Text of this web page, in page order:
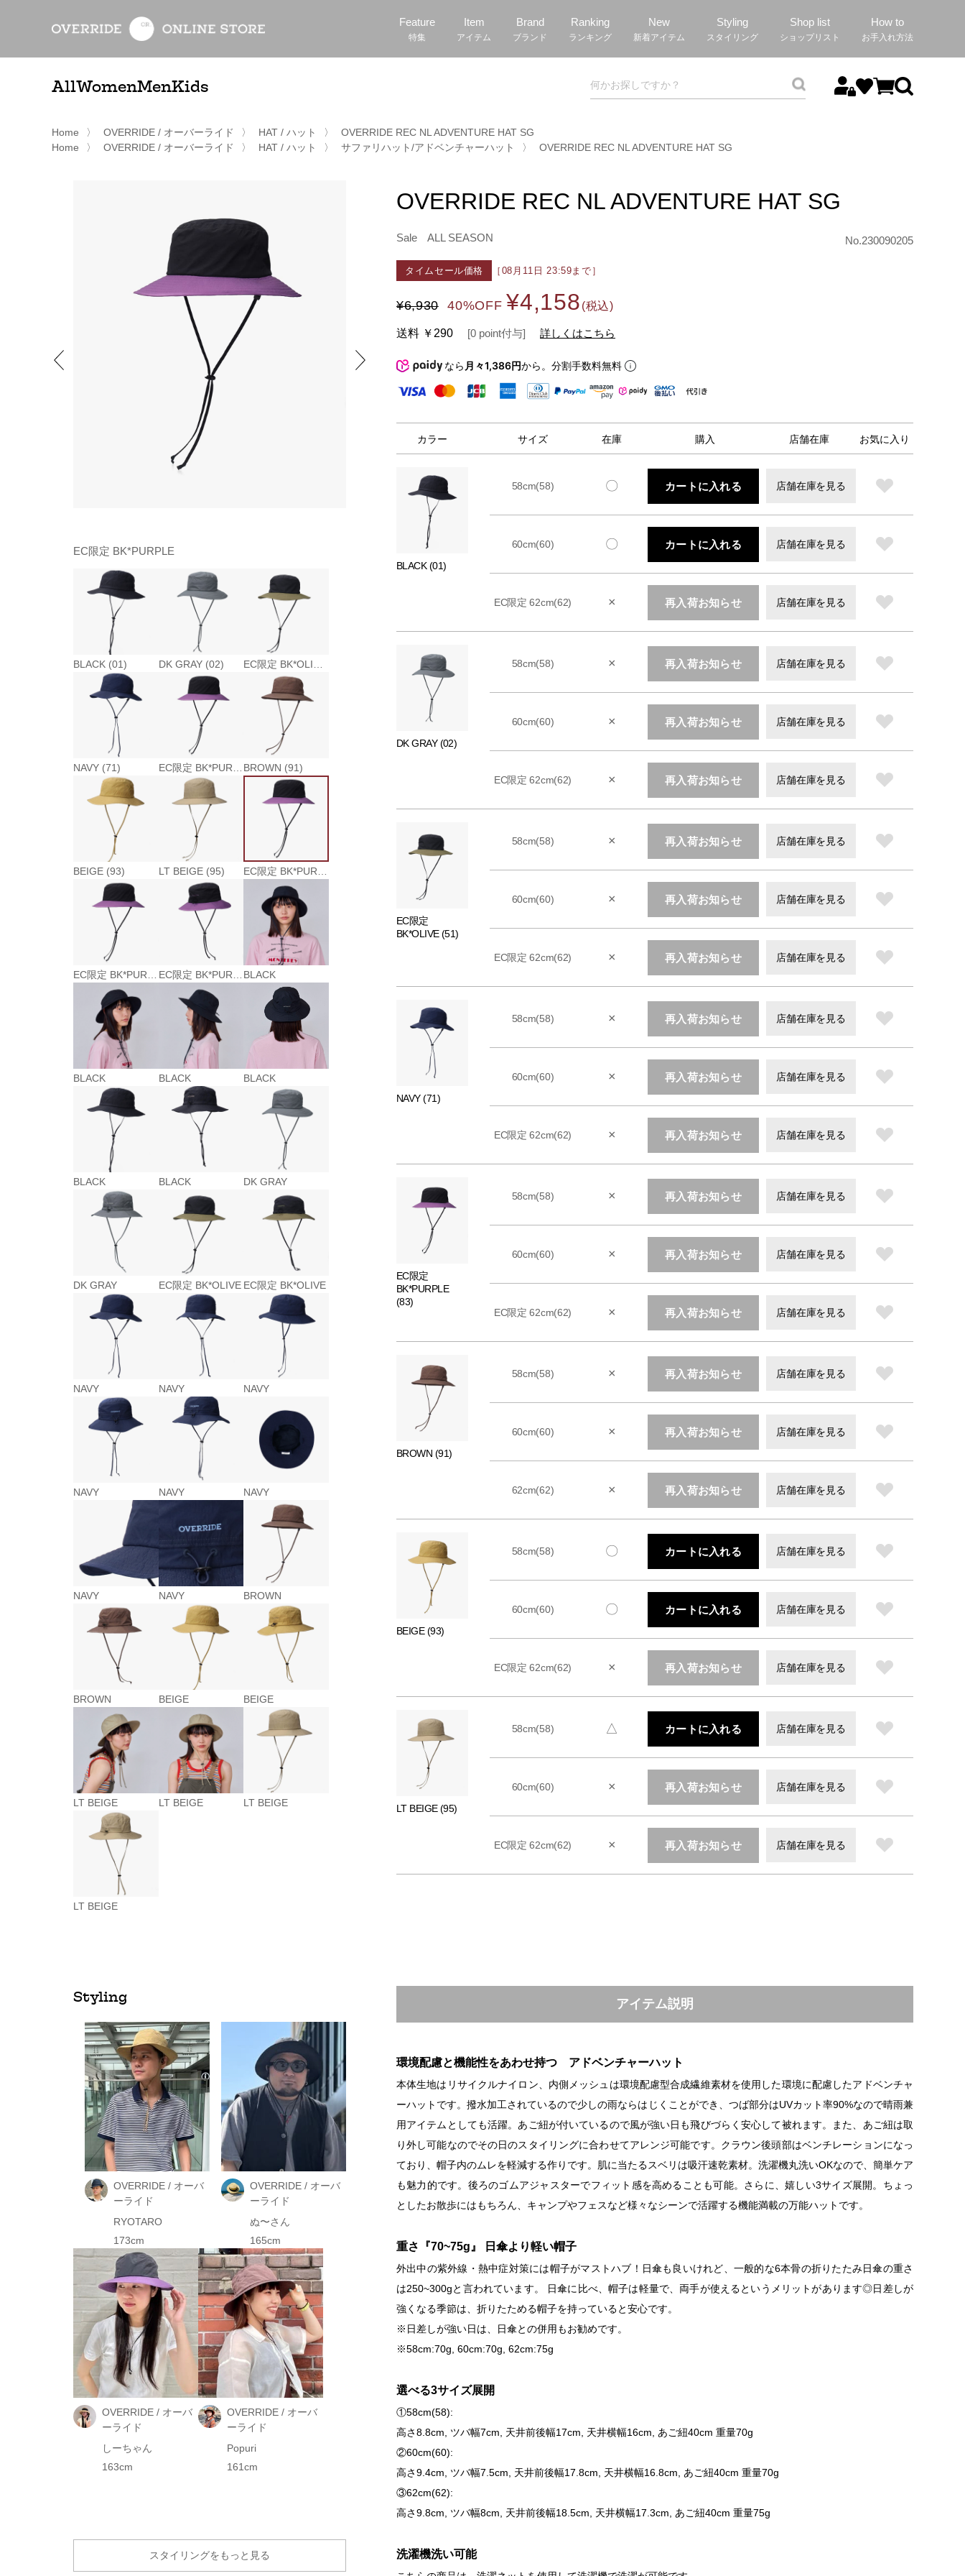
Feature
特集
Item
アイテム
Brand
ブランド
Ranking
ランキング
New
新着アイテム
Styling
スタイリング
Shop list
ショップリスト
How to
お手入れ方法
AllWomenMenKids
Home 〉 OVERRIDE / オーバーライド 〉 HAT / ハット 〉
OVERRIDE REC NL ADVENTURE HAT SG
Home
〉 OVERRIDE / オーバーライド 〉 HAT / ハット 〉 サファリハット/アドベンチャーハット 〉 OVERRIDE REC NL ADVENTURE HAT SG
EC限定 BK*PURPLE
BLACK (01) DK GRAY (02)
NAVY (71) BROWN (91)
BEIGE (93) LT BEIGE (95)
BLACK
BLACK BLACK BLACK
BLACK BLACK DK GRAY
DK GRAY EC限定 BK*OLIVE EC限定 BK*OLIVE
NAVY NAVY NAVY
NAVY NAVY NAVY
NAVY NAVY BROWN
BROWN BEIGE BEIGE
LT BEIGE LT BEIGE LT BEIGE
LT BEIGE
OVERRIDE REC NL ADVENTURE HAT SG
Sale ALL SEASON No.230090205
タイムセール価格 ［08月11日 23:59まで］
¥6,930 40%OFF ¥4,158 (税込)
送料 ￥290 [0 point付与] 詳しくはこちら
なら 月々1,386円から。分割手数料無料
カラー サイズ 在庫 購入 店舗在庫 お気に入り
BLACK (01)
58cm(58) 〇 カートに入れる 店舗在庫を見る
60cm(60) 〇 カートに入れる 店舗在庫を見る
EC限定 62cm(62) × 再入荷お知らせ 店舗在庫を見る
DK GRAY (02)
58cm(58) × 再入荷お知らせ 店舗在庫を見る
60cm(60) × 再入荷お知らせ 店舗在庫を見る
EC限定 62cm(62) × 再入荷お知らせ 店舗在庫を見る
EC限定
BK*OLIVE (51)
58cm(58) × 再入荷お知らせ 店舗在庫を見る
60cm(60) × 再入荷お知らせ 店舗在庫を見る
EC限定 62cm(62) × 再入荷お知らせ 店舗在庫を見る
NAVY (71)
58cm(58) × 再入荷お知らせ 店舗在庫を見る
60cm(60) × 再入荷お知らせ 店舗在庫を見る
EC限定 62cm(62) × 再入荷お知らせ 店舗在庫を見る
EC限定
BK*PURPLE
(83)
58cm(58) × 再入荷お知らせ 店舗在庫を見る
60cm(60) × 再入荷お知らせ 店舗在庫を見る
EC限定 62cm(62) × 再入荷お知らせ 店舗在庫を見る
BROWN (91)
58cm(58) × 再入荷お知らせ 店舗在庫を見る
60cm(60) × 再入荷お知らせ 店舗在庫を見る
62cm(62) × 再入荷お知らせ 店舗在庫を見る
BEIGE (93)
58cm(58) 〇 カートに入れる 店舗在庫を見る
60cm(60) 〇 カートに入れる 店舗在庫を見る
EC限定 62cm(62) × 再入荷お知らせ 店舗在庫を見る
LT BEIGE (95)
58cm(58) △ カートに入れる 店舗在庫を見る
60cm(60) × 再入荷お知らせ 店舗在庫を見る
EC限定 62cm(62) × 再入荷お知らせ 店舗在庫を見る
Styling
OVERRIDE / オーバ
ーライド
RYOTARO
173cm
OVERRIDE / オーバ
ーライド
ぬ〜さん
165cm
OVERRIDE / オーバ
ーライド
しーちゃん
163cm
OVERRIDE / オーバ
ーライド
Popuri
161cm
スタイリングをもっと見る
アイテム説明
環境配慮と機能性をあわせ持つ アドベンチャーハット
本体生地はリサイクルナイロン、内側メッシュは環境配慮型合成繊維素材を使用した環境に配慮したアドベンチャ
ーハットです。撥水加工されているので少しの雨ならはじくことができ、つば部分はUVカット率90%なので晴雨兼
用アイテムとしても活躍。あご紐が付いているので風が強い日も飛びづらく安心して被れます。また、あご紐は取
り外し可能なのでその日のスタイリングに合わせてアレンジ可能です。クラウン後頭部はベンチレーションになっ
ており、帽子内のムレを軽減する作りです。肌に当たるスベリは吸汗速乾素材。洗濯機丸洗いOKなので、簡単ケア
も魅力的です。後ろのゴムアジャスターでフィット感を高めることも可能。さらに、嬉しい3サイズ展開。ちょっ
としたお散歩にはもちろん、キャンプやフェスなど様々なシーンで活躍する機能満載の万能ハットです。
重さ『70~75g』 日傘より軽い帽子
外出中の紫外線・熱中症対策には帽子がマストハブ！日傘も良いけれど、一般的な6本骨の折りたたみ日傘の重さ
は250~300gと言われています。 日傘に比べ、帽子は軽量で、両手が使えるというメリットがあります◎日差しが
強くなる季節は、折りたためる帽子を持っていると安心です。
※日差しが強い日は、日傘との併用もお勧めです。
※58cm:70g, 60cm:70g, 62cm:75g
選べる3サイズ展開
①58cm(58):
高さ8.8cm, ツバ幅7cm, 天井前後幅17cm, 天井横幅16cm, あご紐40cm 重量70g
②60cm(60):
高さ9.4cm, ツバ幅7.5cm, 天井前後幅17.8cm, 天井横幅16.8cm, あご紐40cm 重量70g
③62cm(62):
高さ9.8cm, ツバ幅8cm, 天井前後幅18.5cm, 天井横幅17.3cm, あご紐40cm 重量75g
洗濯機洗い可能